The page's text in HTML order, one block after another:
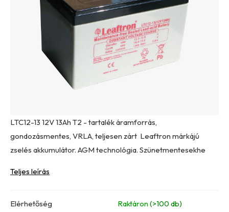
LTC12-13 12V 13Ah T2 - tartalék áramforrás,
gondozásmentes, VRLA, teljesen zárt Leaftron márkájú
zselés akkumulátor. AGM technológia. Szünetmentesekhe
Teljes leírás
Elérhetőség Raktáron(>100 db)